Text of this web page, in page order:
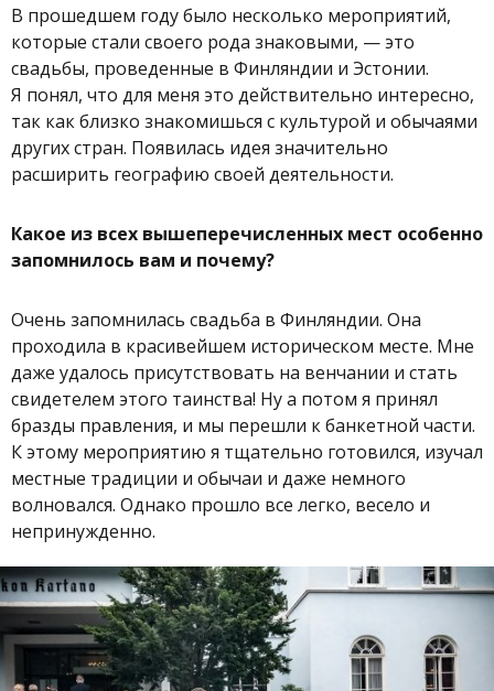
В прошедшем году было несколько мероприятий,
которые стали своего рода знаковыми, — это
свадьбы, проведенные в Финляндии и Эстонии.
Я понял, что для меня это действительно интересно,
так как близко знакомишься с культурой и обычаями
других стран. Появилась идея значительно
расширить географию своей деятельности.
Какое из всех вышеперечисленных мест особенно
запомнилось вам и почему?
Очень запомнилась свадьба в Финляндии. Она
проходила в красивейшем историческом месте. Мне
даже удалось присутствовать на венчании и стать
свидетелем этого таинства! Ну а потом я принял
бразды правления, и мы перешли к банкетной части.
К этому мероприятию я тщательно готовился, изучал
местные традиции и обычаи и даже немного
волновался. Однако прошло все легко, весело и
непринужденно.